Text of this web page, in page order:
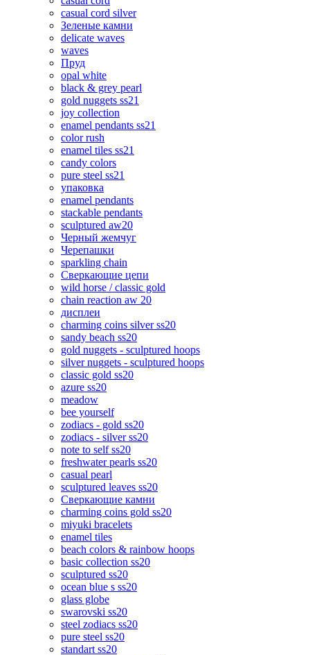
casual cord silver
Зеленые камни
delicate waves
waves
Пруд
opal white
black & grey pearl
gold nuggets ss21
joy collection
enamel pendants ss21
color rush
enamel tiles ss21
candy colors
pure steel ss21
упаковка
enamel pendants
stackable pendants
sculptured aw20
Черный жемчуг
Черепашки
sparkling chain
Сверкающие цепи
wild horse / classic gold
chain reaction aw 20
дисплеи
charming coins silver ss20
sandy beach ss20
gold nuggets - sculptured hoops
silver nuggets - sculptured hoops
classic gold ss20
azure ss20
meadow
bee yourself
zodiacs - gold ss20
zodiacs - silver ss20
note to self ss20
freshwater pearls ss20
casual pearl
sculptured leaves ss20
Сверкающие камни
charming coins gold ss20
miyuki bracelets
enamel tiles
beach colors & rainbow hoops
basic collection ss20
sculptured ss20
ocean blue s ss20
glass globe
swarovski ss20
steel zodiacs ss20
pure steel ss20
standart ss20